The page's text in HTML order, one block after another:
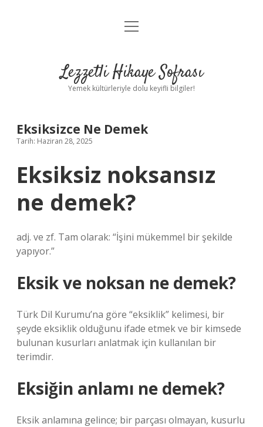
Anasayfa
Yasal Uyarı
menüyü
Lezzetli Hikaye Sofrası
Yemek kültürleriyle dolu keyifli bilgiler!
Eksiksizce Ne Demek
Tarih: Haziran 28, 2025
Eksiksiz noksansız
ne demek?
adj. ve zf. Tam olarak: “İşini mükemmel bir şekilde
yapıyor.”
Eksik ve noksan ne demek?
Türk Dil Kurumu’na göre “eksiklik” kelimesi, bir
şeyde eksiklik olduğunu ifade etmek ve bir kimsede
bulunan kusurları anlatmak için kullanılan bir
terimdir.
Eksiğin anlamı ne demek?
Eksik anlamına gelince; bir parçası olmayan, kusurlu